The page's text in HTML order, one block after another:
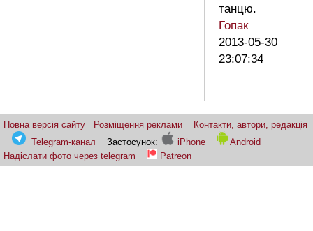
танцю.
Гопак
2013-05-30
23:07:34
Повна версія сайту Розміщення реклами
Контакти, автори, редакція
Telegram-канал
Застосунок: iPhone
Android
Надіслати фото через telegram
Patreon